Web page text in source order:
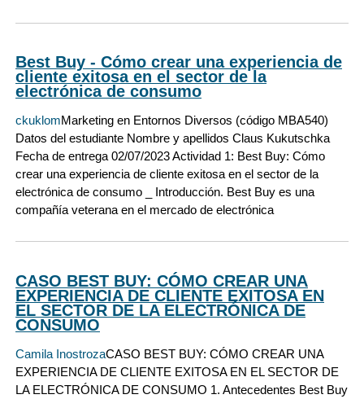
Best Buy - Cómo crear una experiencia de
cliente exitosa en el sector de la
electrónica de consumo
ckuklomMarketing en Entornos Diversos (código MBA540)
Datos del estudiante Nombre y apellidos Claus Kukutschka
Fecha de entrega 02/07/2023 Actividad 1: Best Buy: Cómo
crear una experiencia de cliente exitosa en el sector de la
electrónica de consumo _ Introducción. Best Buy es una
compañía veterana en el mercado de electrónica
CASO BEST BUY: CÓMO CREAR UNA
EXPERIENCIA DE CLIENTE EXITOSA EN
EL SECTOR DE LA ELECTRÓNICA DE
CONSUMO
Camila InostrozaCASO BEST BUY: CÓMO CREAR UNA
EXPERIENCIA DE CLIENTE EXITOSA EN EL SECTOR DE
LA ELECTRÓNICA DE CONSUMO 1. Antecedentes Best Buy